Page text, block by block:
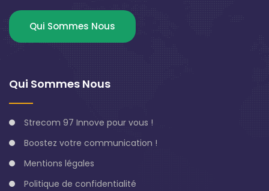
Qui Sommes Nous
Qui Sommes Nous
Strecom 97 Innove pour vous !
Boostez votre communication !
Mentions légales
Politique de confidentialité